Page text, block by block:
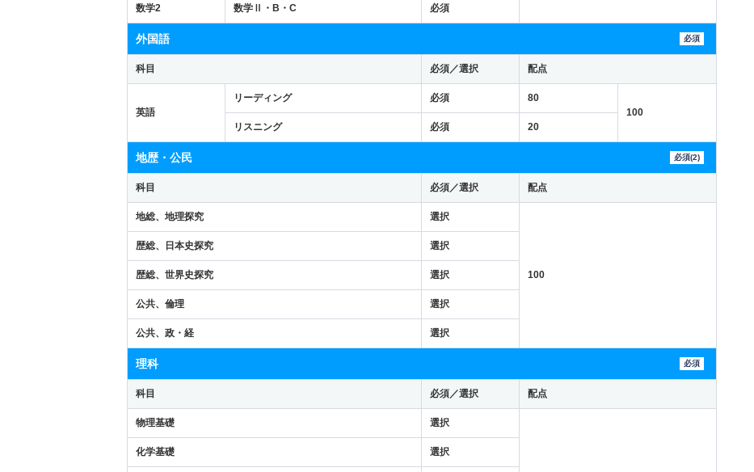
数学2
数学Ⅱ・B・C 必須
外国語 必須
科目 必須／選択 配点
英語
リーディング 必須
80
100
リスニング
必須 20
地歴・公民 必須(2)
科目 必須／選択 配点
地総、地理探究 選択
100
歴総、日本史探究 選択
歴総、世界史探究 選択
公共、倫理 選択
公共、政・経 選択
理科 必須
科目 必須／選択 配点
物理基礎 選択
化学基礎 選択